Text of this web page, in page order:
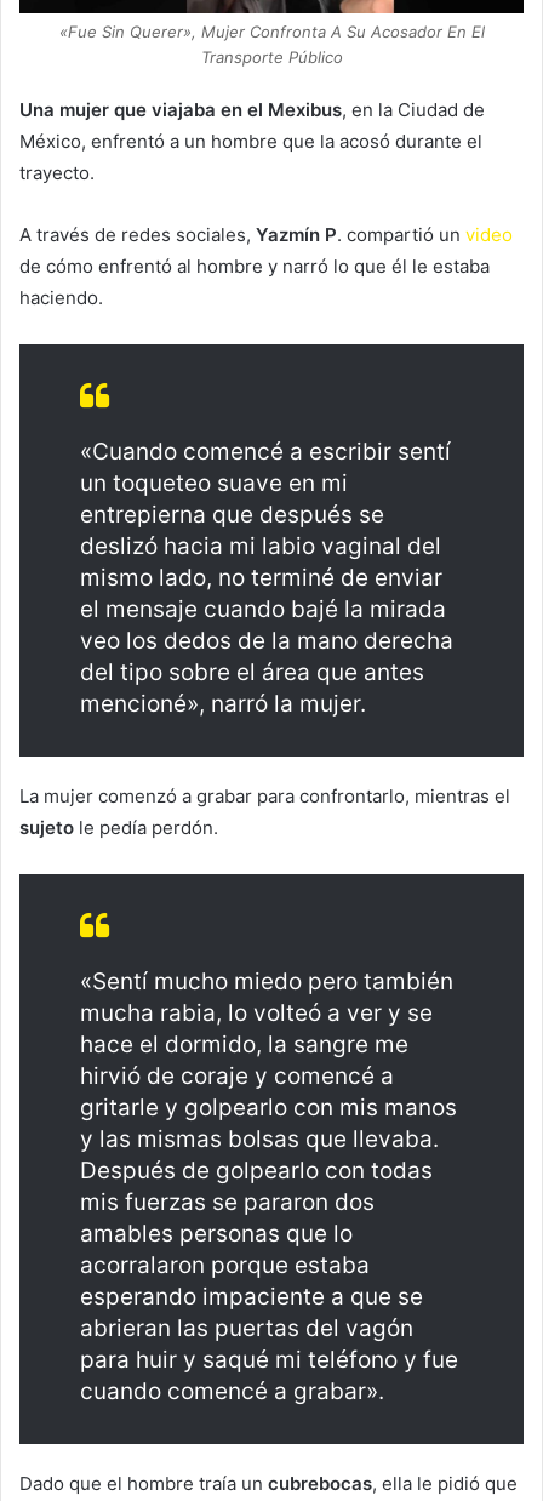
«Fue Sin Querer», Mujer Confronta A Su Acosador En El
Transporte Público
Una mujer que viajaba en el Mexibus, en la Ciudad de
México, enfrentó a un hombre que la acosó durante el
trayecto.
A través de redes sociales, Yazmín P. compartió un video
de cómo enfrentó al hombre y narró lo que él le estaba
haciendo.
«Cuando comencé a escribir sentí
un toqueteo suave en mi
entrepierna que después se
deslizó hacia mi labio vaginal del
mismo lado, no terminé de enviar
el mensaje cuando bajé la mirada
veo los dedos de la mano derecha
del tipo sobre el área que antes
mencioné», narró la mujer.
La mujer comenzó a grabar para confrontarlo, mientras el
sujeto le pedía perdón.
«Sentí mucho miedo pero también
mucha rabia, lo volteó a ver y se
hace el dormido, la sangre me
hirvió de coraje y comencé a
gritarle y golpearlo con mis manos
y las mismas bolsas que llevaba.
Después de golpearlo con todas
mis fuerzas se pararon dos
amables personas que lo
acorralaron porque estaba
esperando impaciente a que se
abrieran las puertas del vagón
para huir y saqué mi teléfono y fue
cuando comencé a grabar».
Dado que el hombre traía un cubrebocas, ella le pidió que